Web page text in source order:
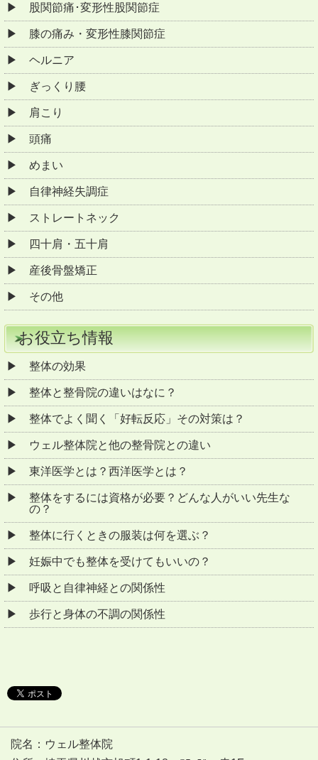
股関節痛･変形性股関節症
膝の痛み・変形性膝関節症
ヘルニア
ぎっくり腰
肩こり
頭痛
めまい
自律神経失調症
ストレートネック
四十肩・五十肩
産後骨盤矯正
その他
お役立ち情報
整体の効果
整体と整骨院の違いはなに？
整体でよく聞く「好転反応」その対策は？
ウェル整体院と他の整骨院との違い
東洋医学とは？西洋医学とは？
整体をするには資格が必要？どんな人がいい先生な
の？
整体に行くときの服装は何を選ぶ？
妊娠中でも整体を受けてもいいの？
呼吸と自律神経との関係性
歩行と身体の不調の関係性
院名：ウェル整体院